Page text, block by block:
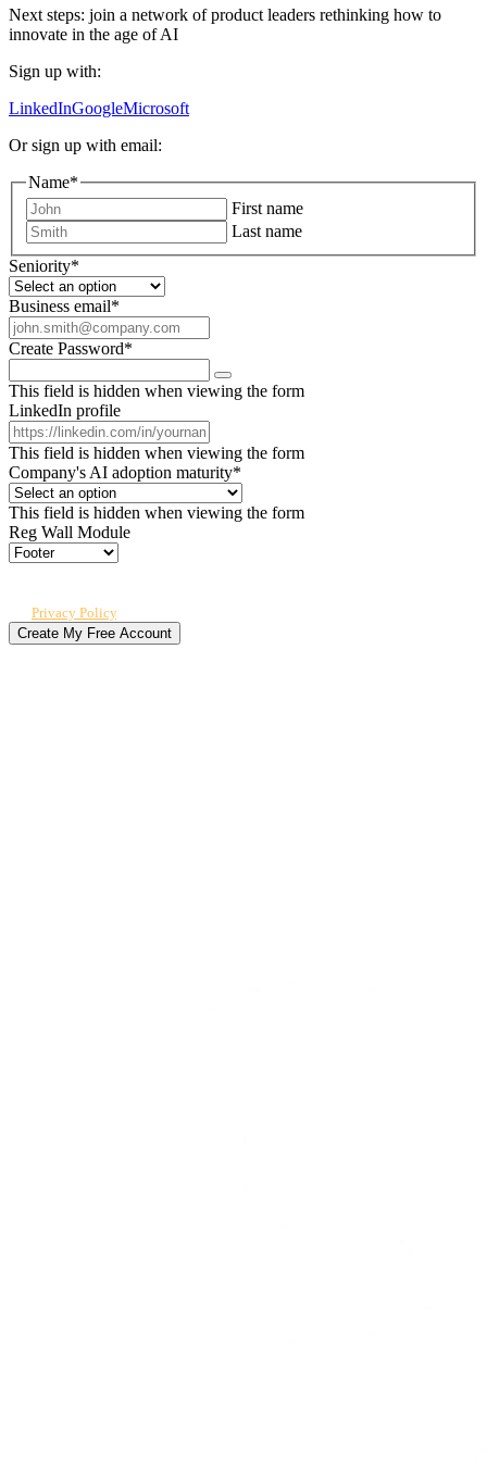
Next steps: join a network of product leaders rethinking how to
innovate in the age of AI
Sign up with:
LinkedInGoogleMicrosoft
Or sign up with email:
Name*
First name
Last name
Seniority*
Business email*
Create Password*
This field is hidden when viewing the form
LinkedIn profile
This field is hidden when viewing the form
Company's AI adoption maturity*
This field is hidden when viewing the form
Reg Wall Module
Privacy Policy.